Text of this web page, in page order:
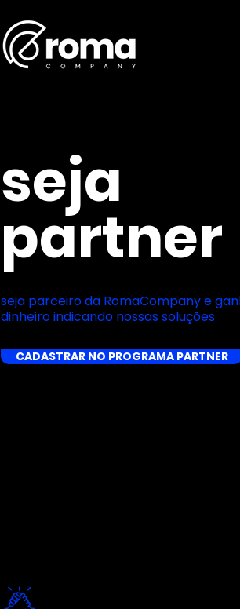
seja
partner
seja parceiro da RomaCompany e
dinheiro indicando nossas soluções
CADASTRAR NO PROGRAMA PARTNER